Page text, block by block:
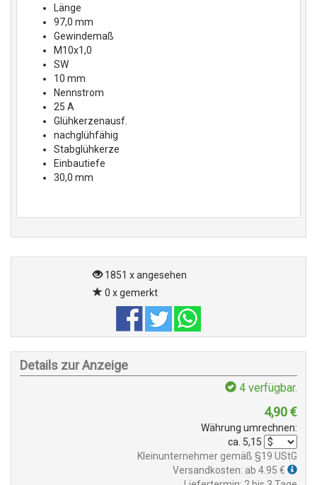
Länge
97,0 mm
Gewindemaß
M10x1,0
SW
10 mm
Nennstrom
25 A
Glühkerzenausf.
nachglühfähig
Stabglühkerze
Einbautiefe
30,0 mm
1851 x angesehen
0 x gemerkt
Details zur Anzeige
4 verfügbar.
4,90€
Währung umrechnen:
ca. 5,15
Kleinunternehmer gemäß §19 UStG
Versandkosten: ab 4.95 €